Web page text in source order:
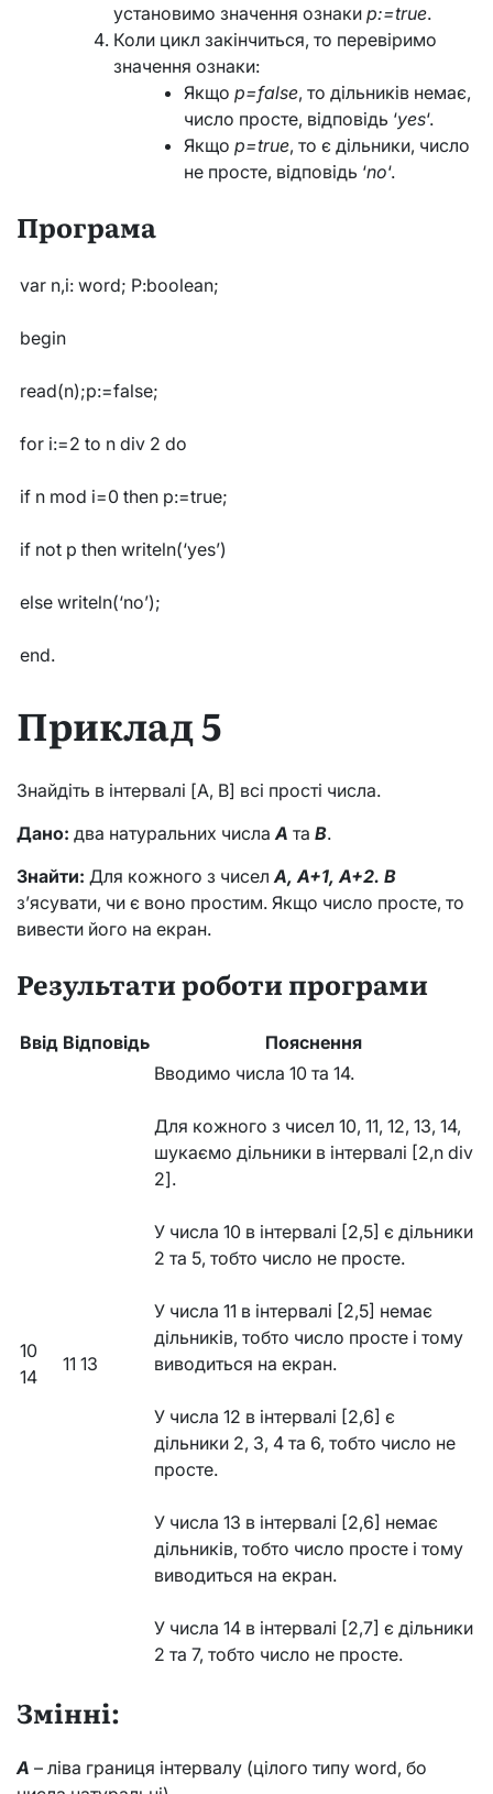
установимо значення ознаки p:=true.
Коли цикл закінчиться, то перевіримо
значення ознаки:
Якщо p=false, то дільників немає,
число просте, відповідь ‘yes‘.
Якщо p=true, то є дільники, число
не просте, відповідь ‘no‘.
Програма
var n,i: word; P:boolean;
begin
read(n);p:=false;
for i:=2 to n div 2 do
if n mod i=0 then p:=true;
if not p then writeln(‘yes’)
else writeln(‘no’);
end.
Приклад 5
Знайдіть в інтервалі [A, B] всі прості числа.
Дано: два натуральних числаA та B.
Знайти: Для кожного з чиселA, A+1, A+2. B
з’ясувати, чи є воно простим. Якщо число просте, то
вивести його на екран.
Результати роботи програми
Ввід Відповідь Пояснення
10
14
11 13
Вводимо числа 10 та 14.
Для кожного з чисел 10, 11, 12, 13, 14,
шукаємо дільники в інтервалі [2,n div
2].
У числа 10 в інтервалі [2,5] є дільники
2 та 5, тобто число не просте.
У числа 11 в інтервалі [2,5] немає
дільників, тобто число просте і тому
виводиться на екран.
У числа 12 в інтервалі [2,6] є
дільники 2, 3, 4 та 6, тобто число не
просте.
У числа 13 в інтервалі [2,6] немає
дільників, тобто число просте і тому
виводиться на екран.
У числа 14 в інтервалі [2,7] є дільники
2 та 7, тобто число не просте.
Змінні:
A – ліва границя інтервалу (цілого типу word, бо